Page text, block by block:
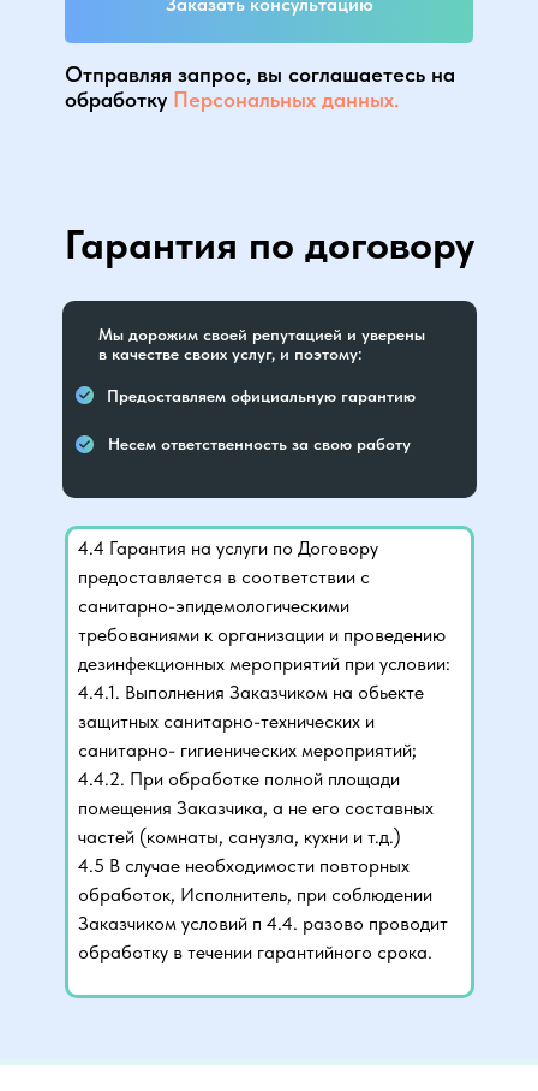
Отправляя запрос, вы соглашаетесь на
обработку Персональных данных.
Гарантия по договору
4.4 Гарантия на услуги по Договору
предоставляется в соответствии с
санитарно-эпидемологическими
требованиями к организации и проведению
дезинфекционных мероприятий при условии:
4.4.1. Выполнения Заказчиком на обьекте
защитных санитарно-технических и
санитарно- гигиенических мероприятий;
4.4.2. При обработке полной площади
помещения Заказчика, а не его составных
частей (комнаты, санузла, кухни и т.д.)
4.5 В случае необходимости повторных
обработок, Исполнитель, при соблюдении
Заказчиком условий п 4.4. разово проводит
обработку в течении гарантийного срока.
Мы дорожим своей репутацией и уверены
в качестве своих услуг, и поэтому:
Предоставляем официальную гарантию
Несем ответственность за свою работу